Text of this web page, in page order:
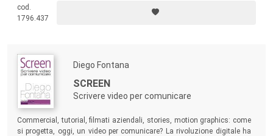
aiutarci a capire come ogni svolta epocale abbia ampliato le possibilità,
ma anche prodotto nuove forme di dipendenza, disuguaglianza e
cod.
1796.437
Diego Fontana
SCREEN
Scrivere video per comunicare
Commercial, tutorial, filmati aziendali, stories, motion graphics: come
si progetta, oggi, un video per comunicare? La rivoluzione digitale ha